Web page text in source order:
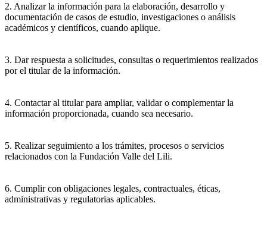
2. Analizar la información para la elaboración, desarrollo y
documentación de casos de estudio, investigaciones o análisis
académicos y científicos, cuando aplique.
3. Dar respuesta a solicitudes, consultas o requerimientos realizados
por el titular de la información.
4. Contactar al titular para ampliar, validar o complementar la
información proporcionada, cuando sea necesario.
5. Realizar seguimiento a los trámites, procesos o servicios
relacionados con la Fundación Valle del Lili.
6. Cumplir con obligaciones legales, contractuales, éticas,
administrativas y regulatorias aplicables.